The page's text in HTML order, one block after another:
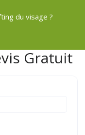
du visage ?
Gratuit